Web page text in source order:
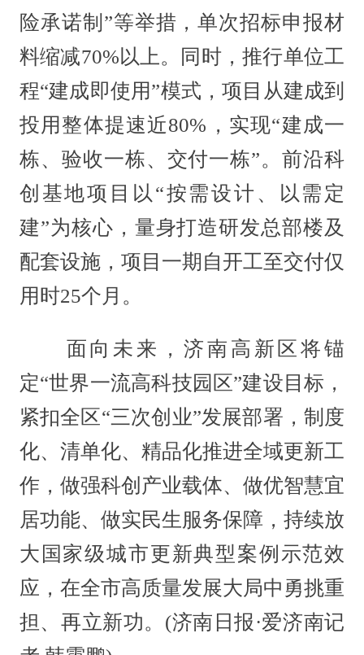
险承诺制”等举措，单次招标申报材
料缩减70%以上。同时，推行单位工
程“建成即使用”模式，项目从建成到
投用整体提速近80%，实现“建成一
栋、验收一栋、交付一栋”。前沿科
创基地项目以“按需设计、以需定
建”为核心，量身打造研发总部楼及
配套设施，项目一期自开工至交付仅
用时25个月。
面向未来，济南高新区将锚
定“世界一流高科技园区”建设目标，
紧扣全区“三次创业”发展部署，制度
化、清单化、精品化推进全域更新工
作，做强科创产业载体、做优智慧宜
居功能、做实民生服务保障，持续放
大国家级城市更新典型案例示范效
应，在全市高质量发展大局中勇挑重
担、再立新功。(济南日报·爱济南记